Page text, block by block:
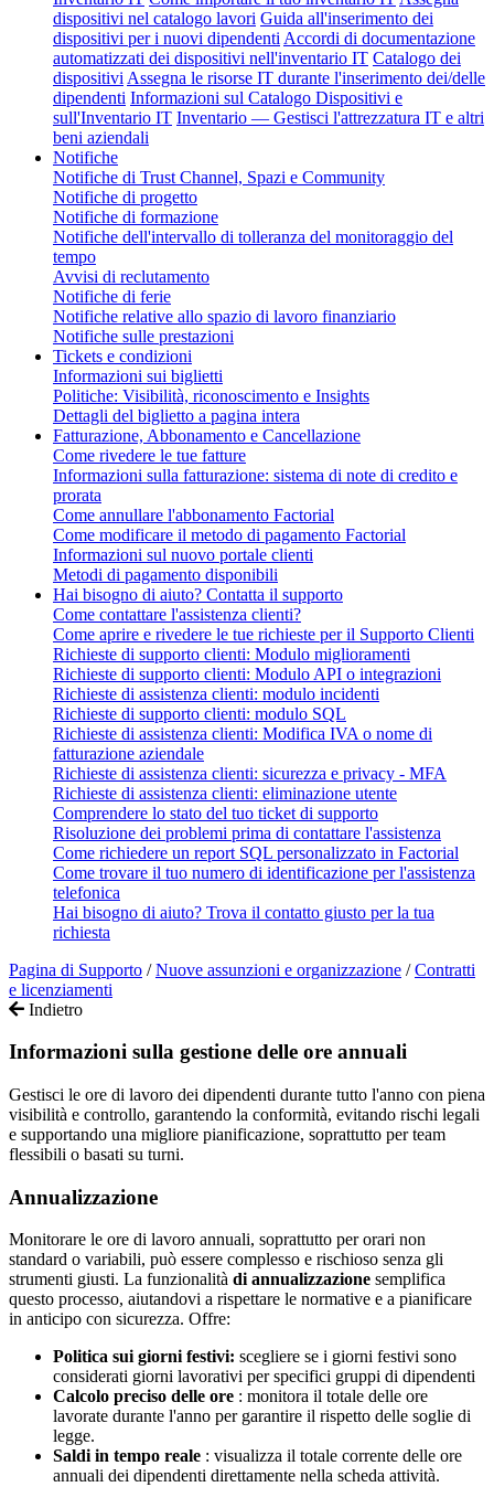
dispositivi nel catalogo lavori Guida all'inserimento dei
dispositivi per i nuovi dipendenti Accordi di documentazione
automatizzati dei dispositivi nell'inventario IT Catalogo dei
dispositivi Assegna le risorse IT durante l'inserimento dei/delle
dipendenti Informazioni sul Catalogo Dispositivi e
sull'Inventario IT Inventario — Gestisci l'attrezzatura IT e altri
beni aziendali
Notifiche
Notifiche di Trust Channel, Spazi e Community
Notifiche di progetto
Notifiche di formazione
Notifiche dell'intervallo di tolleranza del monitoraggio del
tempo
Avvisi di reclutamento
Notifiche di ferie
Notifiche relative allo spazio di lavoro finanziario
Notifiche sulle prestazioni
Tickets e condizioni
Informazioni sui biglietti
Politiche: Visibilità, riconoscimento e Insights
Dettagli del biglietto a pagina intera
Fatturazione, Abbonamento e Cancellazione
Come rivedere le tue fatture
Informazioni sulla fatturazione: sistema di note di credito e
prorata
Come annullare l'abbonamento Factorial
Come modificare il metodo di pagamento Factorial
Informazioni sul nuovo portale clienti
Metodi di pagamento disponibili
Hai bisogno di aiuto? Contatta il supporto
Come contattare l'assistenza clienti?
Come aprire e rivedere le tue richieste per il Supporto Clienti
Richieste di supporto clienti: Modulo miglioramenti
Richieste di supporto clienti: Modulo API o integrazioni
Richieste di assistenza clienti: modulo incidenti
Richieste di supporto clienti: modulo SQL
Richieste di assistenza clienti: Modifica IVA o nome di
fatturazione aziendale
Richieste di assistenza clienti: sicurezza e privacy - MFA
Richieste di assistenza clienti: eliminazione utente
Comprendere lo stato del tuo ticket di supporto
Risoluzione dei problemi prima di contattare l'assistenza
Come richiedere un report SQL personalizzato in Factorial
Come trovare il tuo numero di identificazione per l'assistenza
telefonica
Hai bisogno di aiuto? Trova il contatto giusto per la tua
richiesta
Pagina di Supporto / Nuove assunzioni e organizzazione / Contratti
e licenziamenti
Indietro
Informazioni sulla gestione delle ore annuali
Gestisci le ore di lavoro dei dipendenti durante tutto l'anno con piena
visibilità e controllo, garantendo la conformità, evitando rischi legali
e supportando una migliore pianificazione, soprattutto per team
flessibili o basati su turni.
Annualizzazione
Monitorare le ore di lavoro annuali, soprattutto per orari non
standard o variabili, può essere complesso e rischioso senza gli
strumenti giusti. La funzionalità di annualizzazione semplifica
questo processo, aiutandovi a rispettare le normative e a pianificare
in anticipo con sicurezza. Offre:
Politica sui giorni festivi: scegliere se i giorni festivi sono
considerati giorni lavorativi per specifici gruppi di dipendenti
Calcolo preciso delle ore : monitora il totale delle ore
lavorate durante l'anno per garantire il rispetto delle soglie di
legge.
Saldi in tempo reale : visualizza il totale corrente delle ore
annuali dei dipendenti direttamente nella scheda attività.